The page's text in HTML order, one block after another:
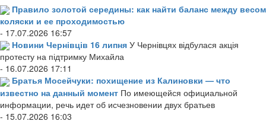
Правило золотой середины: как найти баланс между весом
коляски и ее проходимостью
- 17.07.2026 16:57
Новини Чернівців 16 липня У Чернівцях відбулася акція
протесту на підтримку Михайла
- 16.07.2026 17:11
Братья Мосейчуки: похищение из Калиновки — что
известно на данный момент По имеющейся официальной
информации, речь идет об исчезновении двух братьев
- 15.07.2026 16:03